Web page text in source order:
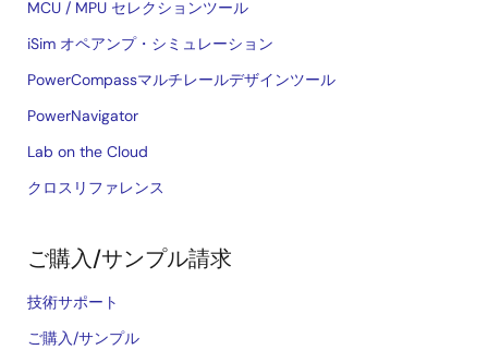
MCU / MPU セレクションツール
iSim オペアンプ・シミュレーション
PowerCompassマルチレールデザインツール
PowerNavigator
Lab on the Cloud
クロスリファレンス
ご購入/サンプル請求
技術サポート
ご購入/サンプル